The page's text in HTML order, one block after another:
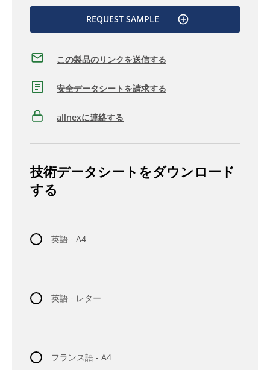
REQUEST SAMPLE
この製品のリンクを送信する
安全データシートを請求する
allnexに連絡する
技術データシートをダウンロード
する
英語 - A4
英語 - レター
フランス語 - A4